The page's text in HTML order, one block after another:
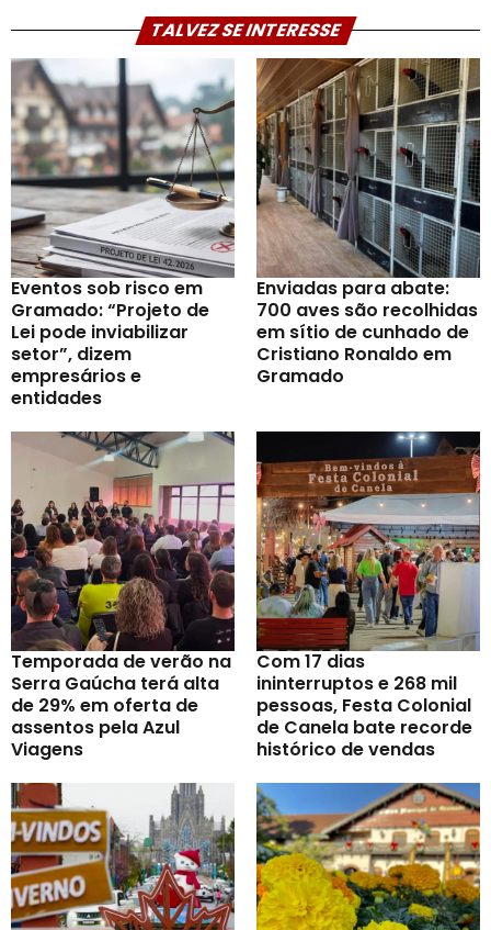
TALVEZ SE INTERESSE
Eventos sob risco em
Gramado: “Projeto de
Lei pode inviabilizar
setor”, dizem
empresários e
entidades
Enviadas para abate:
700 aves são recolhidas
em sítio de cunhado de
Cristiano Ronaldo em
Gramado
Temporada de verão na
Serra Gaúcha terá alta
de 29% em oferta de
assentos pela Azul
Viagens
Com 17 dias
ininterruptos e 268 mil
pessoas, Festa Colonial
de Canela bate recorde
histórico de vendas